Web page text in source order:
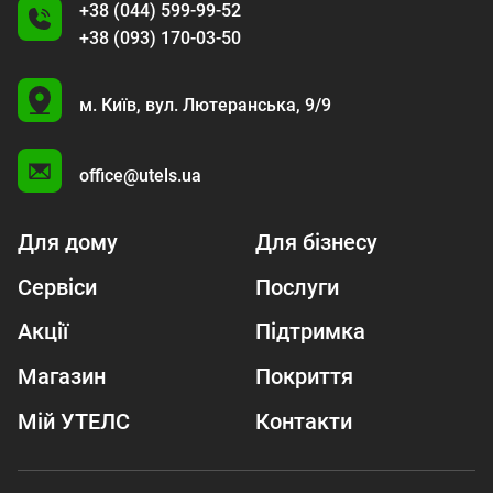
+38 (044) 599-99-52
+38 (093) 170-03-50
U
м. Київ, вул. Лютеранська, 9/9
office@utels.ua
Для дому
Для бізнесу
Сервіси
Послуги
Акції
Підтримка
Магазин
Покриття
Мій УТЕЛС
Контакти